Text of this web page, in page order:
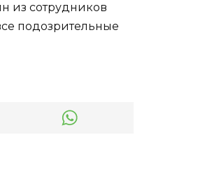
из сотрудников
подозрительные